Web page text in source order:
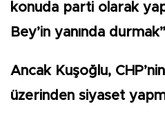
konuda parti olarak
Bey’in yanında durmak”
Ancak Kuşoğlu,
üzerinden siyaset